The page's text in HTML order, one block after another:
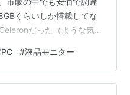
くらいしか搭載してな
だった（ような気が
な感じだった。 これなら
んて思ってちょっと原稿
んだよ。何気なく。 そし
PC #液晶モニター